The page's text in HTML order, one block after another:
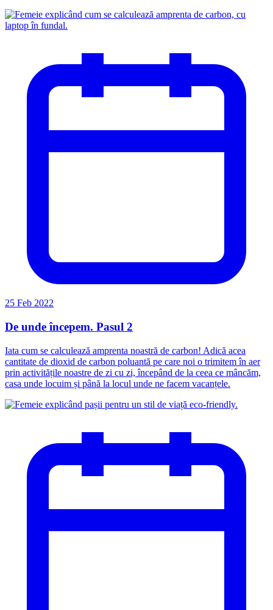
25 Feb 2022
De unde începem. Pasul 2
Iata cum se calculează amprenta noastră de carbon! Adică acea
cantitate de dioxid de carbon poluantă pe care noi o trimitem în aer
prin activitățile noastre de zi cu zi, începând de la ceea ce mâncăm,
casa unde locuim și până la locul unde ne facem vacanțele.